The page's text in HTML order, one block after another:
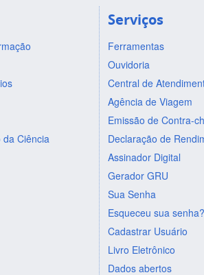
da Ciência
Serviços
Ferramentas
Ouvidoria
Central de
Agência de Viagem
Emissão de Contra-
Declaração de
Assinador Digital
Gerador GRU
Sua Senha
Esqueceu sua senha?
Cadastrar Usuário
Livro Eletrônico
Dados abertos